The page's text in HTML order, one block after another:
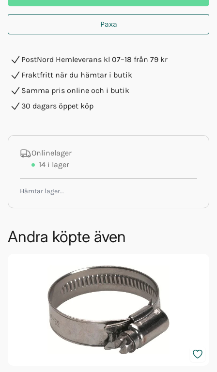
Paxa
PostNord Hemleverans kl 07–18 från 79 kr
Fraktfritt när du hämtar i butik
Samma pris online och i butik
30 dagars öppet köp
Onlinelager
14 i lager
Hämtar lager…
Andra köpte även